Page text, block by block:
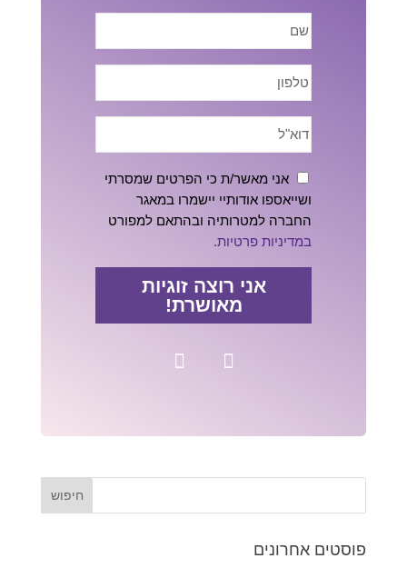
אני מאשר/ת כי הפרטים שמסרתי
ושייאספו אודותיי יישמרו במאגר
החברה למטרותיה ובהתאם למפורט
במדיניות פרטיות.
אני רוצה זוגיות
מאושרת!
פוסטים אחרונים